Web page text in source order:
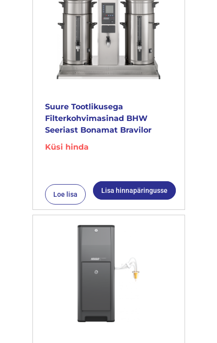
Suure Tootlikusega
Filterkohvimasinad BHW
Seeriast Bonamat Bravilor
Küsi hinda
Loe lisa Lisa hinnapäringusse